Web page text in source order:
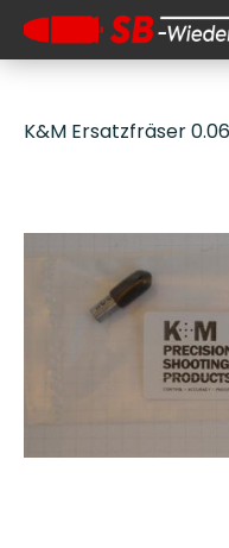
K&M Ersatzfräser